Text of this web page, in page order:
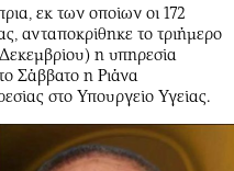
εκ των οποίων οι 172
ανταποκρίθηκε το τριήμερο
η υπηρεσία
Σάββατο η Ριάνα
στο Υπουργείο Υγείας.